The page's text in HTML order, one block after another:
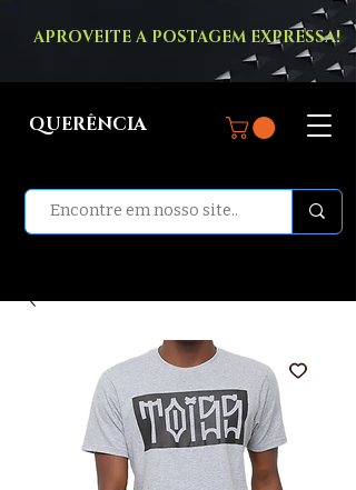
APROVEITE A POSTAGEM EXPRESSA!
QUERÊNCIA